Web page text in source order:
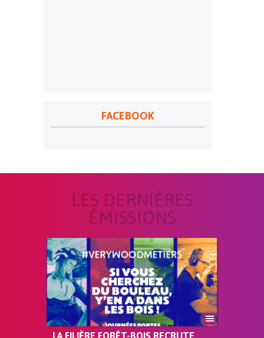
FACEBOOK
LES DERNIÈRES
ÉMISSIONS
LA FILIÈRE FORÊT-BOIS RECRUTE